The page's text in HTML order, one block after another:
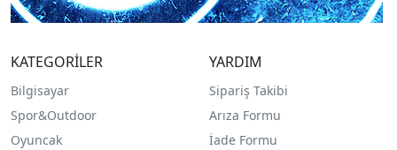
KATEGORİLER
Bilgisayar
Spor&Outdoor
Oyuncak
YARDIM
Sipariş Takibi
Arıza Formu
İade Formu